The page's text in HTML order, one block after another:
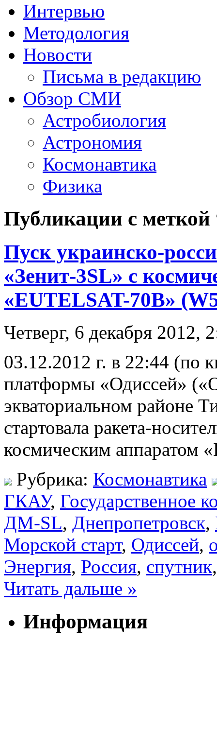
Интервью
Методология
Новости
Письма в редакцию
Обзор СМИ
Астробиология
Астрономия
Космонавтика
Физика
Публикации с
Пуск украинско-
«Зенит-3SL» с
«EUTELSAT-70B»
Четверг, 6 декабря 2012,
03.12.2012 г. в 22:44 (по
платформы «Одиссей»
экваториальном районе
стартовала ракета-
космическим аппаратом
Рубрика: Космонавтика
ГКАУ, Государственное
ДМ-SL, Днепропетровск,
Морской старт, Одиссей,
Энергия, Россия, спутник
Читать дальше »
Информация